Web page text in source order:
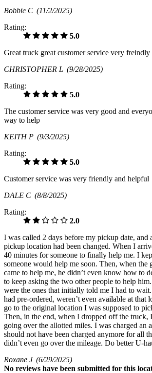
Bobbie C (11/2/2025)
Rating:
5.0
Great truck great customer service very freindly
CHRISTOPHER L (9/28/2025)
Rating:
5.0
The customer service was very good and
way to help
KEITH P (9/3/2025)
Rating:
5.0
Customer service was very friendly and helpful
DALE C (8/8/2025)
Rating:
2.0
I was called 2 days before my pickup date, and
pickup location had been changed. When I
40 minutes for someone to finally help me. I
someone would help me soon. Then, when the
came to help me, he didn’t even know how to
to keep asking the two other people to help
were the ones that initially told me I had to
had pre-ordered, weren’t even available at that
go to the original location I was supposed to
Then, in the end, when I dropped off the truck,
going over the allotted miles. I was charged an
should not have been charged anymore for all
didn’t even go over the mileage. Do better U-
Roxane J (6/29/2025)
No reviews have been submitted for this